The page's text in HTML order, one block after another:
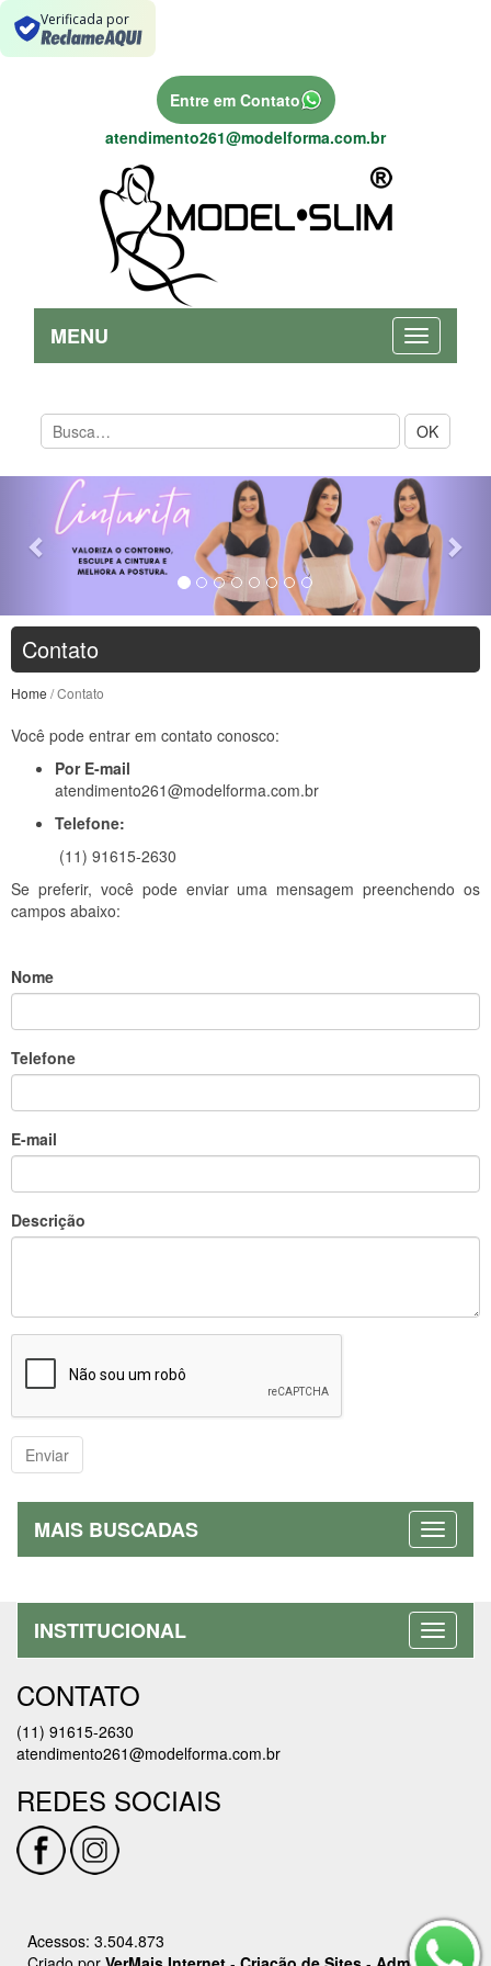
Verificada por
Entre em Contato
atendimento261@modelforma.com.br
MENU
OK
Previous
Contato
Home / Contato
Você pode entrar em contato conosco:
Por E-mail
atendimento261@modelforma.com.br
Telefone:
(11) 91615-2630
Se preferir, você pode enviar uma mensagem preenchendo os
campos abaixo:
Nome
Telefone
E-mail
Descrição
MAIS BUSCADAS
INSTITUCIONAL
CONTATO
(11) 91615-2630
atendimento261@modelforma.com.br
REDES SOCIAIS
Acessos: 3.504.873